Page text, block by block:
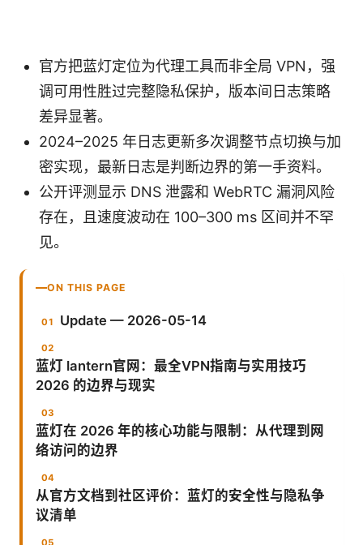
官方把蓝灯定位为代理工具而非全局 VPN，强
调可用性胜过完整隐私保护，版本间日志策略
差异显著。
2024–2025 年日志更新多次调整节点切换与加
密实现，最新日志是判断边界的第一手资料。
公开评测显示 DNS 泄露和 WebRTC 漏洞风险
存在，且速度波动在 100–300 ms 区间并不罕
见。
ON THIS PAGE
Update — 2026-05-14
蓝灯 lantern官网：最全VPN指南与实用技巧
2026 的边界与现实
蓝灯在 2026 年的核心功能与限制：从代理到网
络访问的边界
从官方文档到社区评价：蓝灯的安全性与隐私争
议清单